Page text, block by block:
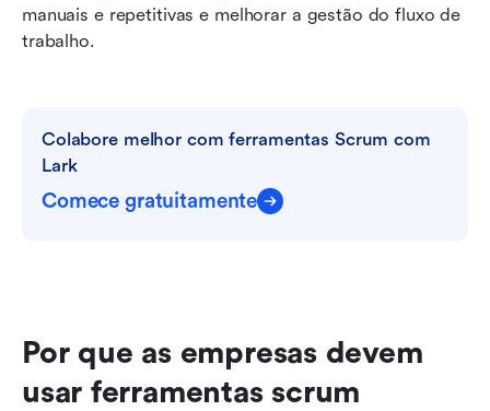
manuais e repetitivas e melhorar a gestão do fluxo de
trabalho.
Colabore melhor com ferramentas Scrum com
Lark
Comece gratuitamente
Por que as empresas devem
usar ferramentas scrum